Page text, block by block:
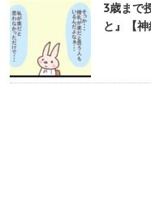
3歳まで
と』【